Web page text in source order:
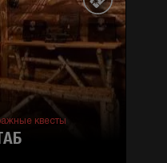
квесты